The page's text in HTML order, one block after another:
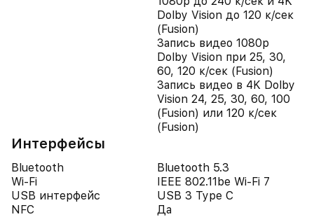
Dolby Vision до 120 к/сек
(Fusion)
Запись видео 1080p
Dolby Vision при 25, 30,
60, 120 к/сек (Fusion)
Запись видео в 4K Dolby
Vision 24, 25, 30, 60, 100
(Fusion) или 120 к/сек
(Fusion)
Интерфейсы
Bluetooth
Bluetooth 5.3
Wi-Fi
IEEE 802.11be Wi-Fi 7
USB интерфейс
USB 3 Type C
NFC
Да